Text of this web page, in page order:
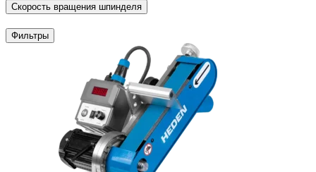
Скорость вращения шпинделя
Фильтры